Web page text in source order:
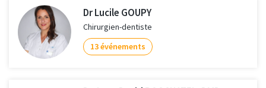
Dr Lucile GOUPY
Chirurgien-dentiste
13 événements